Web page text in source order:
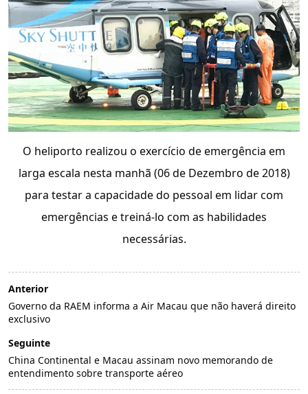
O heliporto realizou o exercício de emergência em
larga escala nesta manhã (06 de Dezembro de 2018)
para testar a capacidade do pessoal em lidar com
emergências e treiná-lo com as habilidades
necessárias.
Anterior
Governo da RAEM informa a Air Macau que não haverá direito
exclusivo
Seguinte
China Continental e Macau assinam novo memorando de
entendimento sobre transporte aéreo